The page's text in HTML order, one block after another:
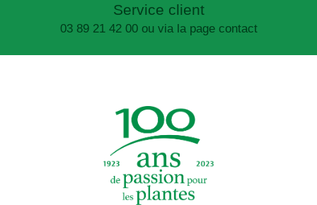
Service client
03 89 21 42 00 ou via la page contact